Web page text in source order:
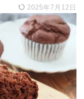
2025年7月12日